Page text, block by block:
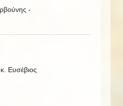
-
Ευσέβιος